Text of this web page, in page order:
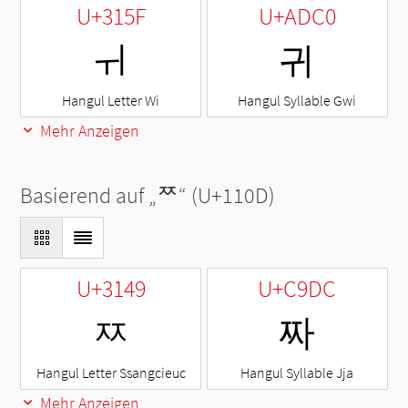
U+315F
ㅟ
Hangul Letter Wi
U+ADC0
귀
Hangul Syllable Gwi
Mehr Anzeigen
Basierend auf „ᄍ“ (U+110D)
U+3149
ㅉ
Hangul Letter Ssangcieuc
U+C9DC
짜
Hangul Syllable Jja
Mehr Anzeigen